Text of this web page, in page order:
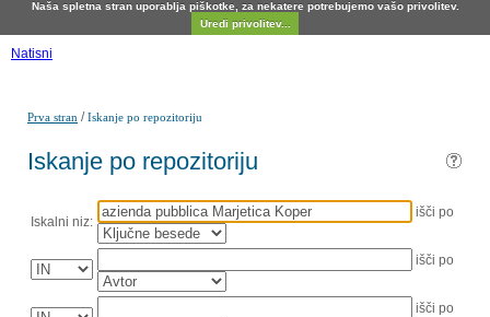
Naša spletna stran uporablja piškotke, za nekatere potrebujemo vašo privolitev.
Uredi privolitev...
Natisni
Prva stran /Iskanje po repozitoriju
Iskanje po repozitoriju
Iskalni niz:
išči po
išči po
išči po